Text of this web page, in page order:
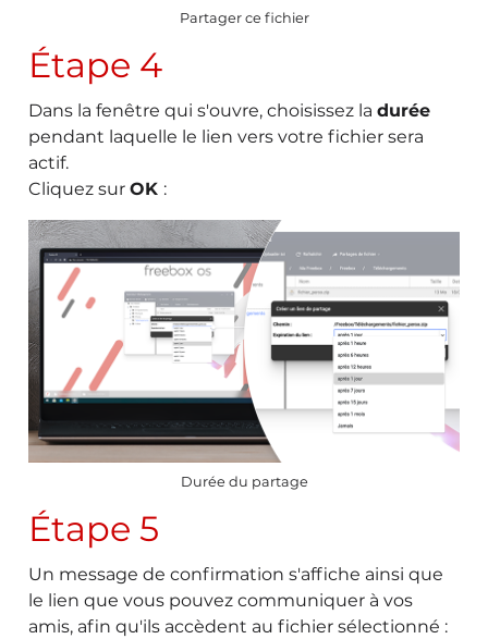
Partager ce fichier
Étape 4
Dans la fenêtre qui s'ouvre, choisissez ladurée
pendant laquelle le lien vers votre fichier sera
actif.
Cliquez surOK :
Durée du partage
Étape 5
Un message de confirmation s'affiche ainsi que
le lien que vous pouvez communiquer à vos
amis, afin qu'ils accèdent au fichier sélectionné :